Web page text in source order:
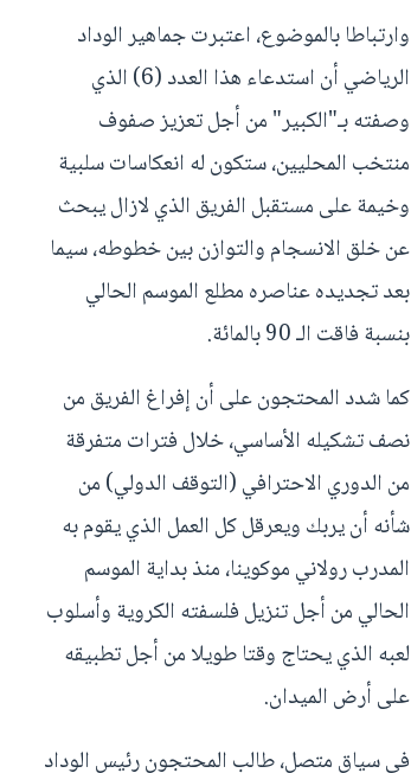
وارتباطا بالموضوع، اعتبرت جماهير الوداد
الرياضي أن استدعاء هذا العدد (6) الذي
وصفته بـ"الكبير" من أجل تعزيز صفوف
منتخب المحليين، ستكون له انعكاسات سلبية
وخيمة على مستقبل الفريق الذي لازال يبحث
عن خلق الانسجام والتوازن بين خطوطه، سيما
بعد تجديده عناصره مطلع الموسم الحالي
بنسبة فاقت الـ 90 بالمائة.
كما شدد المحتجون على أن إفراغ الفريق من
نصف تشكيله الأساسي، خلال فترات متفرقة
من الدوري الاحترافي (التوقف الدولي) من
شأنه أن يربك ويعرقل كل العمل الذي يقوم به
المدرب رولاني موكوينا، منذ بداية الموسم
الحالي من أجل تنزيل فلسفته الكروية وأسلوب
لعبه الذي يحتاج وقتا طويلا من أجل تطبيقه
على أرض الميدان.
في سياق متصل، طالب المحتجون رئيس الوداد